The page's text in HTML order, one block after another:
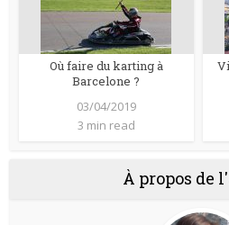
Où faire du karting à
Barcelone ?
03/04/2019
3 min read
À propos de